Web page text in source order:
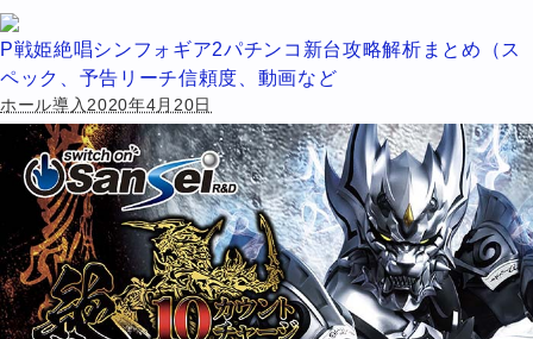
P戦姫絶唱シンフォギア2パチンコ新台攻略解析まとめ（ス
ペック、予告リーチ信頼度、動画など
ホール導入2020年4月20日